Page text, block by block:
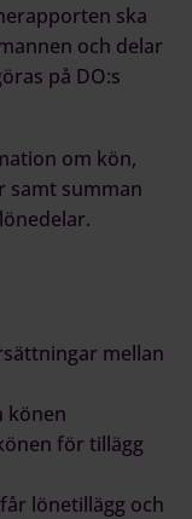
ska
och delar
på DO:s
om kön,
samt summan
mellan
könen
för tillägg
lönetillägg och